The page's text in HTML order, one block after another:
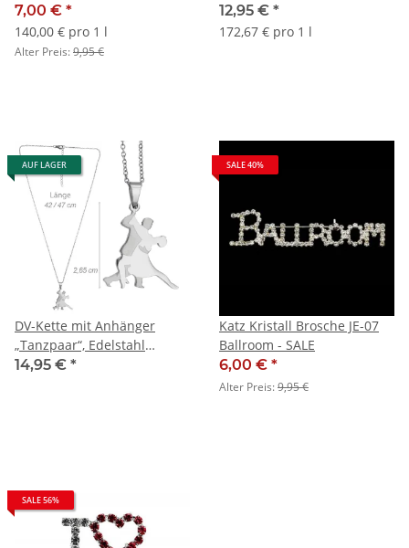
7,00 € *
140,00 € pro 1 l
Alter Preis:9,95 €
12,95 € *
172,67 € pro 1 l
AUF LAGER
DV-Kette mit Anhänger
„Tanzpaar“, Edelstahl
(Silber)
14,95 € *
SALE 40%
Katz Kristall Brosche JE-07
Ballroom - SALE
6,00 € *
Alter Preis:9,95 €
SALE 56%